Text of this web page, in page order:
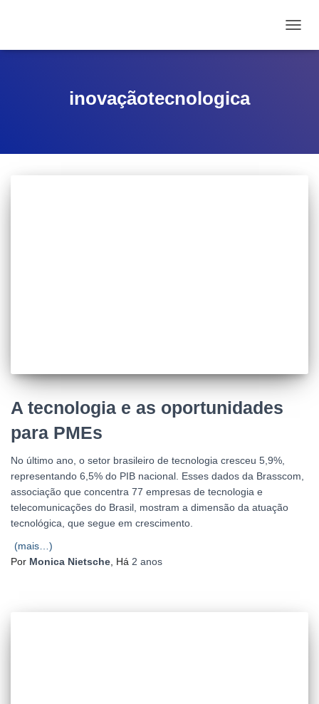
inovaçãotecnologica
A tecnologia e as oportunidades
para PMEs
No último ano, o setor brasileiro de tecnologia cresceu 5,9%,
representando 6,5% do PIB nacional. Esses dados da Brasscom,
associação que concentra 77 empresas de tecnologia e
telecomunicações do Brasil, mostram a dimensão da atuação
tecnológica, que segue em crescimento.
(mais…)
Por Monica Nietsche , Há 2 anos